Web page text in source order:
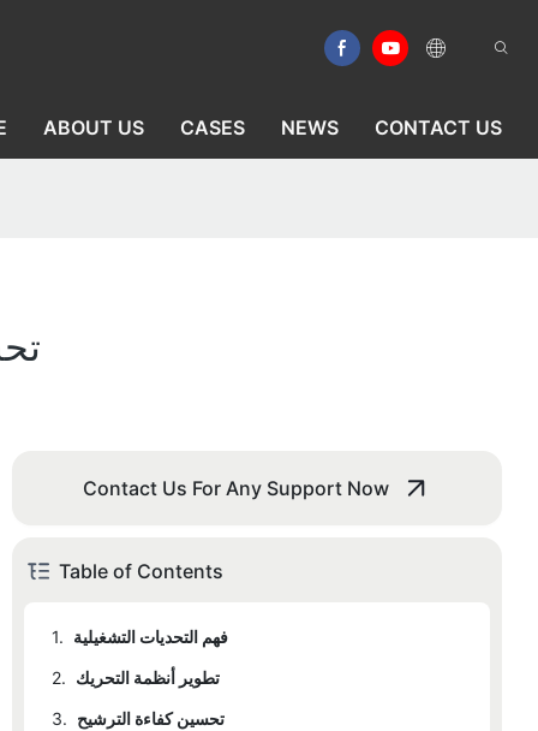
ABOUT US CASES NEWS CONTACT US
Contact Us For Any Support Now
Table of Contents
1. فهم التحديات التشغيلية
2. تطوير أنظمة التحريك
3. تحسين كفاءة الترشيح